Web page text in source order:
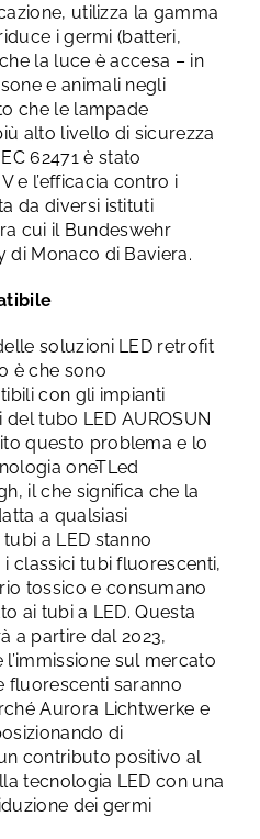
utilizza la gamma
i germi (batteri,
la luce è accesa – in
e animali negli
che le lampade
alto livello di sicurezza
62471 è stato
e l’efficacia contro i
da diversi istituti
cui il Bundeswehr
di Monaco di Baviera.
soluzioni LED retrofit
è che sono
con gli impianti
tubo LED AUROSUN
questo problema e lo
oneTLed
il che significa che la
a qualsiasi
a LED stanno
classici tubi fluorescenti,
tossico e consumano
ai tubi a LED. Questa
a partire dal 2023,
sul mercato
fluorescenti saranno
Aurora Lichtwerke e
di
contributo positivo al
tecnologia LED con una
dei germi